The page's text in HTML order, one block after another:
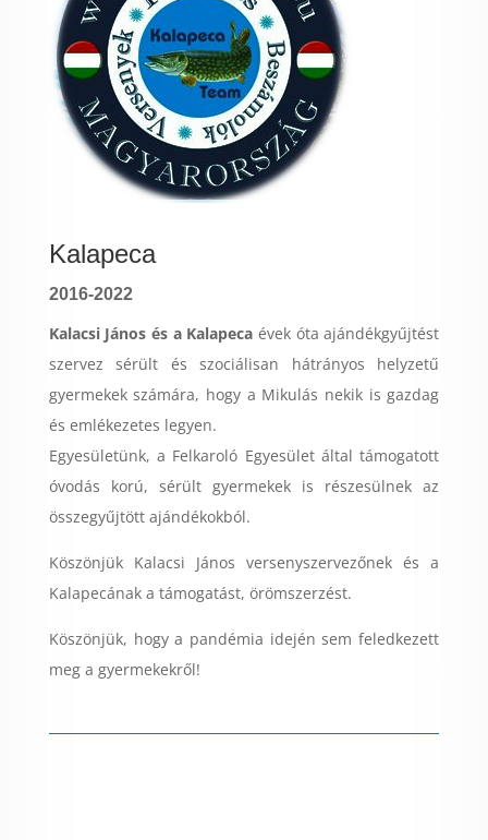
Kalapeca
2016-2022
Kalacsi János és a Kalapeca évek óta ajándékgyűjtést
szervez sérült és szociálisan hátrányos helyzetű
gyermekek számára, hogy a Mikulás nekik is gazdag
és emlékezetes legyen.
Egyesületünk, a Felkaroló Egyesület által támogatott
óvodás korú, sérült gyermekek is részesülnek az
összegyűjtött ajándékokból.
Köszönjük Kalacsi János versenyszervezőnek és a
Kalapecának a támogatást, örömszerzést.
Köszönjük, hogy a pandémia idején sem feledkezett
meg a gyermekekről!